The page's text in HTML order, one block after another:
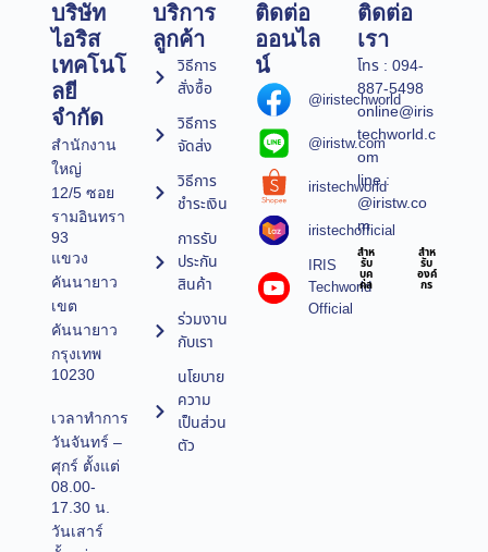
บริษัท
ไอริส
เทคโนโ
ลยี
จำกัด
สำนักงาน
ใหญ่
12/5 ซอย
รามอินทรา
93
แขวง
คันนายาว
เขต
คันนายาว
กรุงเทพ
10230
เวลาทำการ
วันจันทร์ –
ศุกร์ ตั้งแต่
08.00-
17.30 น.
วันเสาร์
บริการ
ลูกค้า
วิธีการ
สั่งซื้อ
วิธีการ
จัดส่ง
วิธีการ
ชำระเงิน
การรับ
ประกัน
สินค้า
ร่วมงาน
กับเรา
นโยบาย
ความ
เป็นส่วน
ตัว
ติดต่อ
ออนไล
น์
@iristechworld
@iristw.com
iristechworld
iristechofficial
IRIS
Techworld
Official
ติดต่อ
เรา
โทร : 094-
887-5498
online@iris
techworld.c
om
line :
@iristw.co
m
สำห
รับ
บุค
คล
สำห
รับ
องค์
กร